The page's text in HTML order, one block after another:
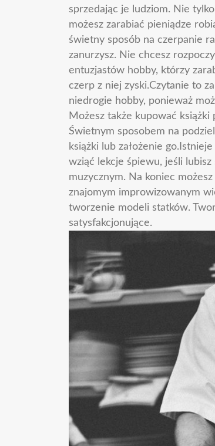
sprzedając je ludziom. Nie
możesz zarabiać pieniądze
świetny sposób na czerpanie
zanurzysz. Nie chcesz
entuzjastów hobby, którzy
czerp z niej zyski.Czytanie to
niedrogie hobby, ponieważ
Możesz także kupować
Świetnym sposobem na
książki lub założenie
wziąć lekcje śpiewu, jeśli
muzycznym. Na koniec
znajomym improwizowanym
tworzenie modeli statków.
satysfakcjonujące.